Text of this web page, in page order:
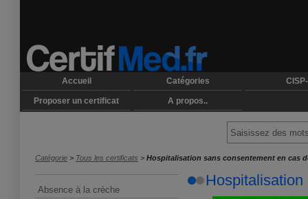
Accueil Catégories
Proposer un certificat A propos..
Catégorie > Tous les certificats > Hospitalisation sans consentement en cas
Absence à la crèche